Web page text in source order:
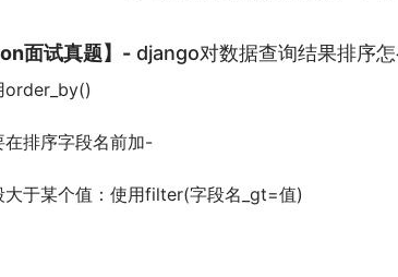
面试真题】- django对数据查询结果排序
order_by()
在排序字段名前加-
大于某个值：使用filter(字段名_gt=值)